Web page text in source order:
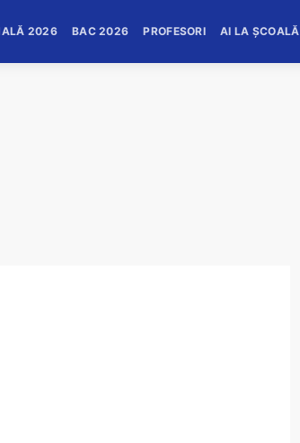
2026 BAC 2026 PROFESORI AI LA ȘCOALĂ